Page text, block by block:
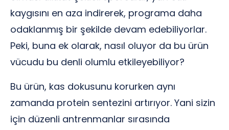
kaygısını en aza indirerek, programa daha
odaklanmış bir şekilde devam edebiliyorlar.
Peki, buna ek olarak, nasıl oluyor da bu ürün
vücudu bu denli olumlu etkileyebiliyor?
Bu ürün, kas dokusunu korurken aynı
zamanda protein sentezini artırıyor. Yani sizin
için düzenli antrenmanlar sırasında